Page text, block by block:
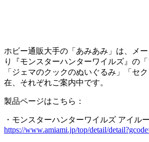
ホビー通販大手の「あみあみ」は、メ
り『モンスターハンターワイルズ』の「
「ジェマのクックのぬいぐるみ」「セ
在、それぞれご案内中です。
製品ページはこちら：
・モンスターハンターワイルズ アイル
https://www.amiami.jp/top/detail/